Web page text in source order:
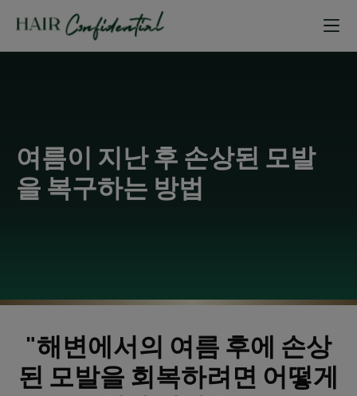
여름이 지난 후 손상된 모발
을 복구하는 방법
"해변에서의 여름 후에 손상
된 모발을 회복하려면 어떻게